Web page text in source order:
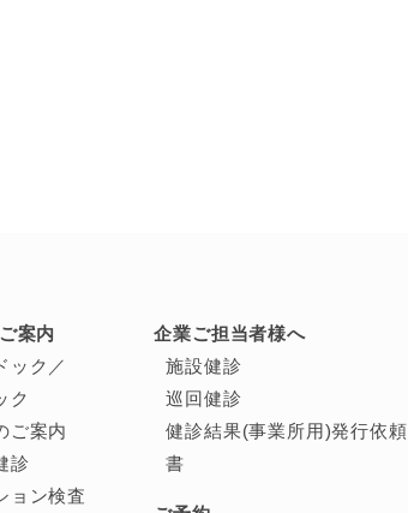
案内
ック／
ク
ご案内
診
ョン検査
企業ご担当者様へ
施設健診
巡回健診
健診結果(事業所用)発行依頼
書